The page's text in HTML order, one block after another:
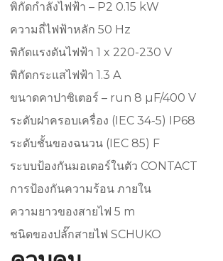
พิกัดกำลังไฟฟ้า – P2 0.15 kW
ความถี่ไฟฟ้าหลัก 50 Hz
พิกัดแรงดันไฟฟ้า 1 x 220-230 V
พิกัดกระแสไฟฟ้า 1.3 A
ขนาดคาปาซิเตอร์ – run 8 µF/400 V
ระดับฝาครอบเครื่อง (IEC 34-5) IP68
ระดับชั้นของฉนวน (IEC 85) F
ระบบป้องกันมอเตอร์ในตัว CONTACT
การป้องกันความร้อน ภายใน
ความยาวของสายไฟ 5 m
ชนิดของปลั๊กสายไฟ SCHUKO